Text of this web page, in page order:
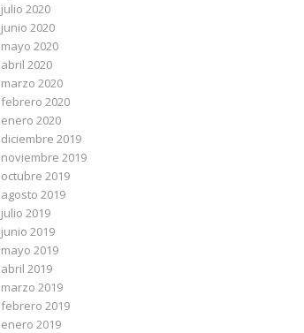
julio 2020
junio 2020
mayo 2020
abril 2020
marzo 2020
febrero 2020
enero 2020
diciembre 2019
noviembre 2019
octubre 2019
agosto 2019
julio 2019
junio 2019
mayo 2019
abril 2019
marzo 2019
febrero 2019
enero 2019